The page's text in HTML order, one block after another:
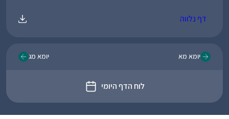
דף נלווה
יומא מא
לוח הדף היומי
יומא מג